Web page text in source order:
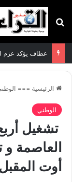
بحث عن
الرئيسية ===
الوطني
تشغيل
العاصمة و
أوت المقبل